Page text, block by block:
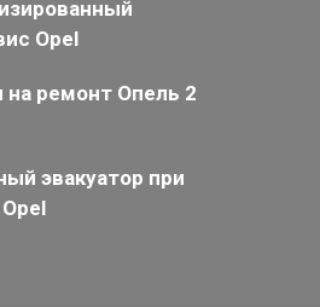
Opel
на ремонт Опель 2
эвакуатор при